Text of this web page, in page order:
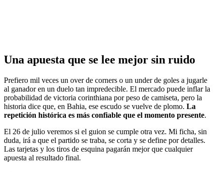
Una apuesta que se lee mejor sin ruido
Prefiero mil veces un over de corners o un under de goles a jugarle
al ganador en un duelo tan impredecible. El mercado puede inflar la
probabilidad de victoria corinthiana por peso de camiseta, pero la
historia dice que, en Bahia, ese escudo se vuelve de plomo. La
repetición histórica es más confiable que el momento presente.
El 26 de julio veremos si el guion se cumple otra vez. Mi ficha, sin
duda, irá a que el partido se traba, se corta y se define por detalles.
Las tarjetas y los tiros de esquina pagarán mejor que cualquier
apuesta al resultado final.